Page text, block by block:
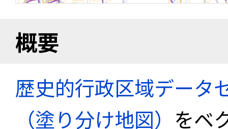
概要
歴史的行政区域データ
（塗り分け地図） をベ